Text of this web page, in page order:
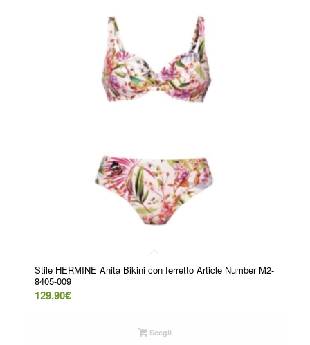
Stile HERMINE Anita Bikini con ferretto Article Number M2-
8405-009
129,90€
Scegli